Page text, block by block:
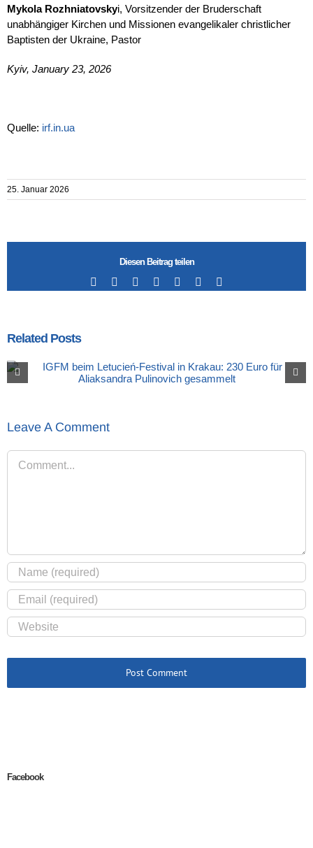
Mykola Rozhniatovskyi, Vorsitzender der Bruderschaft
unabhängiger Kirchen und Missionen evangelikaler christlicher
Baptisten der Ukraine, Pastor
Kyiv, January 23, 2026
Quelle: irf.in.ua
25. Januar 2026
Diesen Beitrag teilen
Facebook LinkedIn
TumblrPinterest
Related Posts
Leave A Comment
Comment
Facebook